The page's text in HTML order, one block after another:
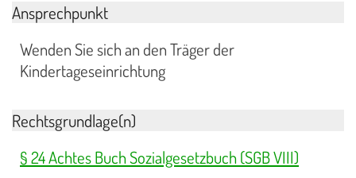
Ansprechpunkt
Wenden Sie sich an den Träger der
Kindertageseinrichtung
Rechtsgrundlage(n)
§ 24 Achtes Buch Sozialgesetzbuch (SGB VIII)